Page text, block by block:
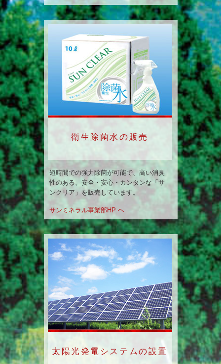
衛生除菌水の販売
短時間での強力除菌が可能で、高い消臭
性のある、安全・安心・カンタンな「サ
ンクリア」を販売しています。
サンミネラル事業部HP ヘ
太陽光発電システムの設置